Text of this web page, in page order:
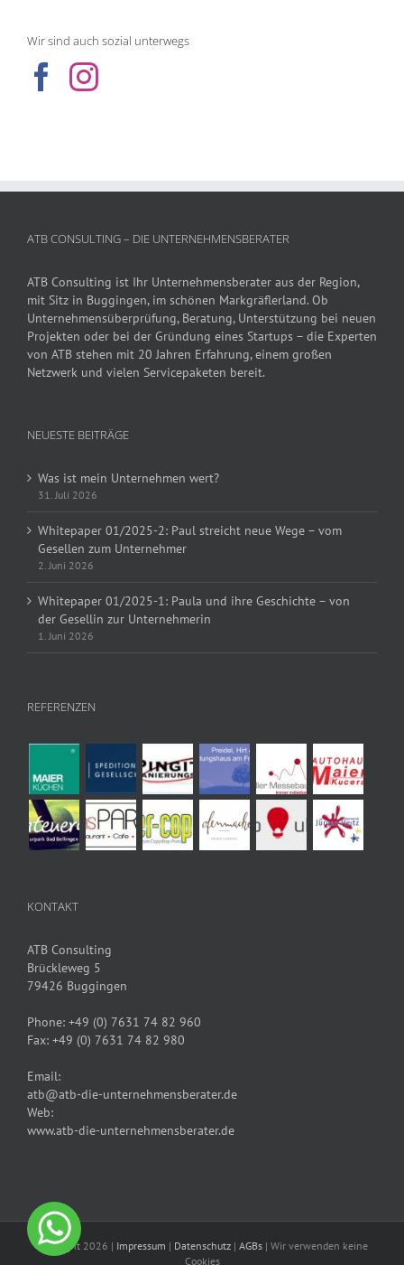
Wir sind auch sozial unterwegs
ATB CONSULTING – DIE UNTERNEHMENSBERATER
ATB Consulting ist Ihr Unternehmensberater aus der Region,
mit Sitz in Buggingen, im schönen Markgräflerland. Ob
Unternehmensüberprüfung, Beratung, Unterstützung bei neuen
Projekten oder bei der Gründung eines Startups – die Experten
von ATB stehen mit 20 Jahren Erfahrung, einem großen
Netzwerk und vielen Servicepaketen bereit.
NEUESTE BEITRÄGE
Was ist mein Unternehmen wert?
31. Juli 2026
Whitepaper 01/2025-2: Paul streicht neue Wege – vom
Gesellen zum Unternehmer
2. Juni 2026
Whitepaper 01/2025-1: Paula und ihre Geschichte – von
der Gesellin zur Unternehmerin
1. Juni 2026
REFERENZEN
KONTAKT
ATB Consulting
Brückleweg 5
79426 Buggingen
Phone: +49 (0) 7631 74 82 960
Fax: +49 (0) 7631 74 82 980
Email:
atb@atb-die-unternehmensberater.de
Web:
www.atb-die-unternehmensberater.de
Copyright 2026 | Impressum | Datenschutz | AGBs | Wir verwenden keine
Cookies